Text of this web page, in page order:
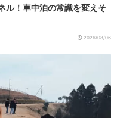
ル！車中泊の常識を変えそ
2026/08/06